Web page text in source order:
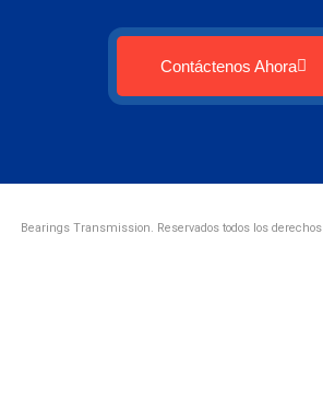
Contáctenos Ahora
Bearings Transmission. Reservados todos los